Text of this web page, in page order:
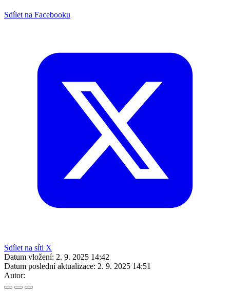
Sdílet na Facebooku
Sdílet na síti X
Datum vložení: 2. 9. 2025 14:42
Datum poslední aktualizace: 2. 9. 2025 14:51
Autor: